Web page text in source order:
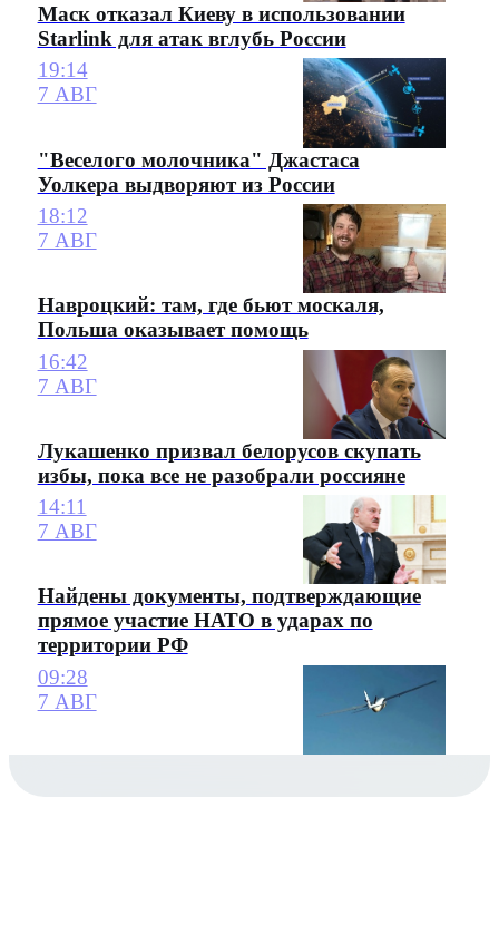
Маск отказал Киеву в использовании
Starlink для атак вглубь России
19:14
7 АВГ
"Веселого молочника" Джастаса
Уолкера выдворяют из России
18:12
7 АВГ
Навроцкий: там, где бьют москаля,
Польша оказывает помощь
16:42
7 АВГ
Лукашенко призвал белорусов скупать
избы, пока все не разобрали россияне
14:11
7 АВГ
Найдены документы, подтверждающие
прямое участие НАТО в ударах по
территории РФ
09:28
7 АВГ